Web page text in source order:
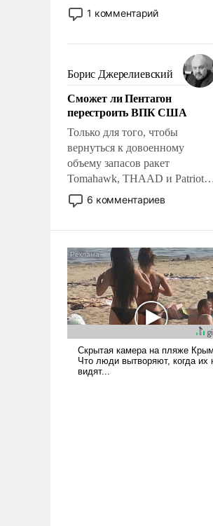
применение которых уже
стало обыденностью. Задача по
сложна и амбициозна. Однако
и ее реализация радикально
поднимет наши боевые
возможности.
1 комментарий
Борис Джерелиевский
Сможет ли Пентагон
перестроить ВПК США
Только для того, чтобы
вернуться к довоенному
объему запасов ракет
Tomahawk, THAAD и Patriot
США потребуется более трех
лет. Даже небольшая война с
Сложившаяся ситуация
означает многолетний период
уязвимости США, например,
перед Китаем.
6 комментариев